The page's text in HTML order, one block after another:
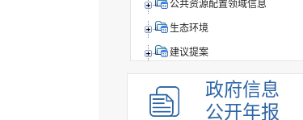
公共资源配置领域信息
生态环境
建议提案
组织管理
应急管理
政府信息
公开年报